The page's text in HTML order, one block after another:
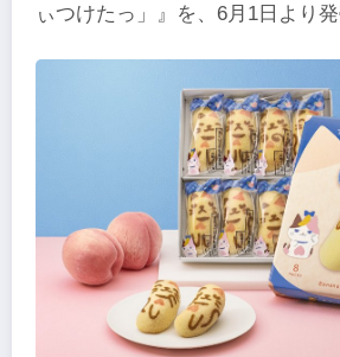
ぃつけたっ」』を、6月1日より発